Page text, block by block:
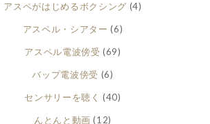
アスペがはじめるボクシング (4)
アスペル・シアター (6)
アスペル電波傍受 (69)
バップ電波傍受 (6)
センサリーを聴く (40)
んとんと動画 (12)